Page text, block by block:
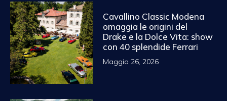
Cavallino Classic Modena
omaggia le origini del
Drake e la Dolce Vita: show
con 40 splendide Ferrari
Maggio 26, 2026